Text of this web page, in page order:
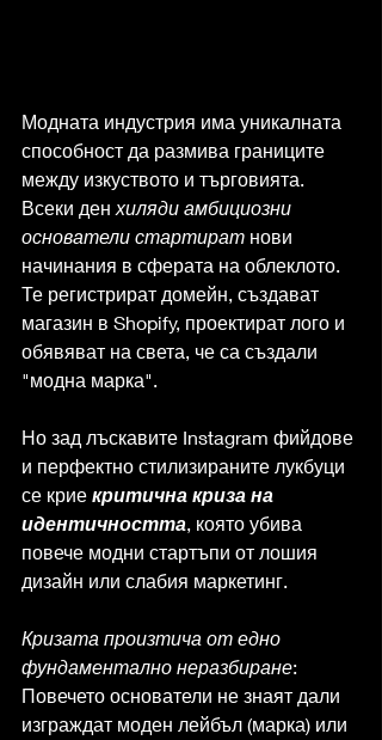
Модната индустрия има уникалната
способност да размива границите
между изкуството и търговията.
Всеки ден хиляди амбициозни
основатели стартират нови
начинания в сферата на облеклото.
Те регистрират домейн, създават
магазин в Shopify, проектират лого и
обявяват на света, че са създали
"модна марка".
Но зад лъскавите Instagram фийдове
и перфектно стилизираните лукбуци
се крие критична криза на
идентичността, която убива
повече модни стартъпи от лошия
дизайн или слабия маркетинг.
Кризата произтича от едно
фундаментално неразбиране:
Повечето основатели не знаят дали
изграждат моден лейбъл (марка) или